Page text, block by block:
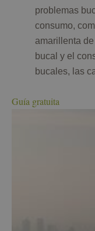
problemas
consumo,
amarillenta
bucal y el
bucales, las
Guía gratuita